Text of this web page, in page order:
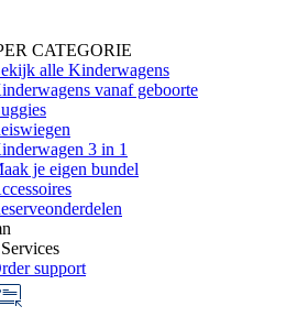
CATEGORIE
alle Kinderwagens
vanaf geboorte
3 in 1
je eigen bundel
support